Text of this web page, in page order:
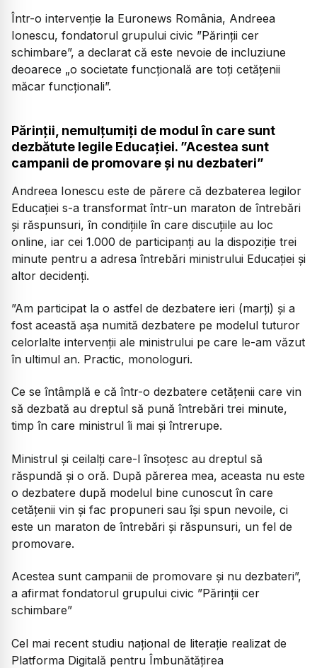
Într-o intervenție la Euronews România, Andreea
Ionescu, fondatorul grupului civic ”Părinții cer
schimbare”, a declarat că este nevoie de incluziune
deoarece „o societate funcțională are toți cetățenii
măcar funcționali”.
Părinții, nemulțumiți de modul în care sunt
dezbătute legile Educației. ”Acestea sunt
campanii de promovare și nu dezbateri”
Andreea Ionescu este de părere că dezbaterea legilor
Educației s-a transformat într-un maraton de întrebări
și răspunsuri, în condițiile în care discuțiile au loc
online, iar cei 1.000 de participanți au la dispoziție trei
minute pentru a adresa întrebări ministrului Educației și
altor decidenți.
”Am participat la o astfel de dezbatere ieri (marți) și a
fost această așa numită dezbatere pe modelul tuturor
celorlalte intervenții ale ministrului pe care le-am văzut
în ultimul an. Practic, monologuri.
Ce se întâmplă e că într-o dezbatere cetățenii care vin
să dezbată au dreptul să pună întrebări trei minute,
timp în care ministrul îi mai și întrerupe.
Ministrul și ceilalți care-l însoțesc au dreptul să
răspundă și o oră. După părerea mea, aceasta nu este
o dezbatere după modelul bine cunoscut în care
cetățenii vin și fac propuneri sau își spun nevoile, ci
este un maraton de întrebări și răspunsuri, un fel de
promovare.
Acestea sunt campanii de promovare și nu dezbateri”,
a afirmat fondatorul grupului civic ”Părinții cer
schimbare”
Cel mai recent studiu național de literație realizat de
Platforma Digitală pentru Îmbunătăţirea